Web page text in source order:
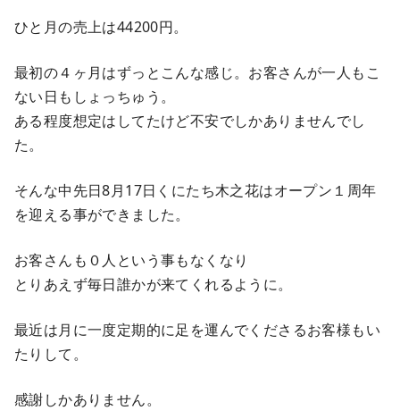
ひと月の売上は44200円。
最初の４ヶ月はずっとこんな感じ。お客さんが一人もこ
ない日もしょっちゅう。
ある程度想定はしてたけど不安でしかありませんでし
た。
そんな中先日8月17日くにたち木之花はオープン１周年
を迎える事ができました。
お客さんも０人という事もなくなり
とりあえず毎日誰かが来てくれるように。
最近は月に一度定期的に足を運んでくださるお客様もい
たりして。
感謝しかありません。